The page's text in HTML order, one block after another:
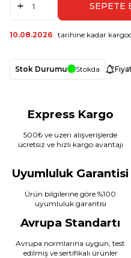
SEPETE
10.08.2026 tarihine kadar
Stok Durumu Stokda
Express Kargo
500₺ ve üzeri alışverişlerde
ücretsiz ve hızlı kargo avantajı
Uyumluluk Garantisi
Ürün bilgilerine göre %100
uyumluluk garantisi
Avrupa Standartı
Avrupa normlarına uygun, test
edilmiş ve sertifikalı ürünler